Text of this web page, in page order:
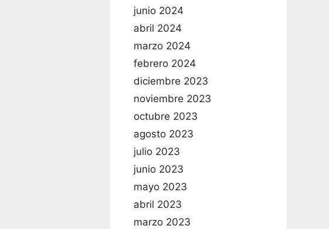
junio 2024
abril 2024
marzo 2024
febrero 2024
diciembre 2023
noviembre 2023
octubre 2023
agosto 2023
julio 2023
junio 2023
mayo 2023
abril 2023
marzo 2023